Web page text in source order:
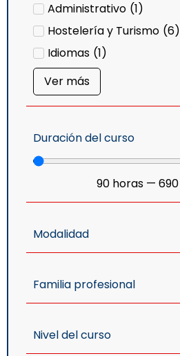
Administrativo (1)
Hostelería y Turismo (6)
Idiomas (1)
Ver más
Duración del curso
90 horas — 690
Modalidad
Familia profesional
Nivel del curso